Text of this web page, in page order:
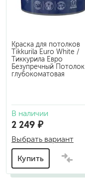
Краска для потолков
Tikkurila Euro White /
Тиккурила Евро
Безупречный Потолок
глубокоматовая
В наличии
2 249 ₽
Выбрать вариант
Купить